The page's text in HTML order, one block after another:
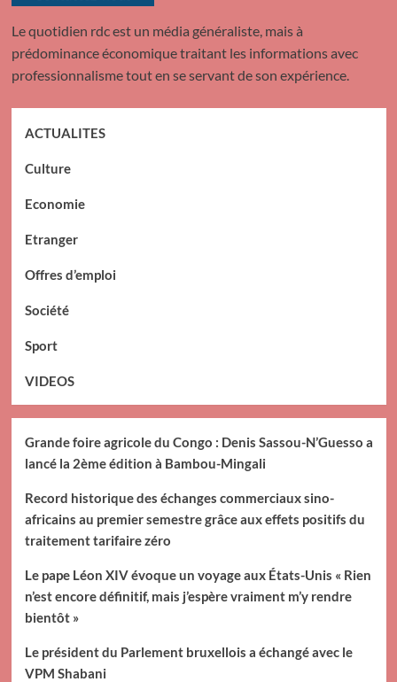
Le quotidien rdc est un média généraliste, mais à
prédominance économique traitant les informations avec
professionnalisme tout en se servant de son expérience.
ACTUALITES
Culture
Economie
Etranger
Offres d’emploi
Société
Sport
VIDEOS
Grande foire agricole du Congo : Denis Sassou-N’Guesso a
lancé la 2ème édition à Bambou-Mingali
Record historique des échanges commerciaux sino-
africains au premier semestre grâce aux effets positifs du
traitement tarifaire zéro
Le pape Léon XIV évoque un voyage aux États-Unis « Rien
n’est encore définitif, mais j’espère vraiment m’y rendre
bientôt »
Le président du Parlement bruxellois a échangé avec le
VPM Shabani